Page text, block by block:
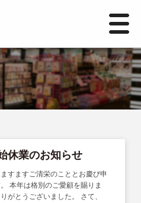
休業のお知らせ
すますご清栄のこととお慶び申
本年は格別のご愛顧を賜りま
がとうございました。 さて、